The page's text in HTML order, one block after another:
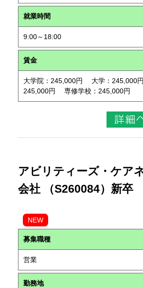
就業時間
9:00～18:00
賃金
大学院：245,000円 大学：245,000
245,000円 専修学校：245,000円
アビリティーズ・ケア
会社 （S260084）新卒
NEW
募集職種
営業
勤務地